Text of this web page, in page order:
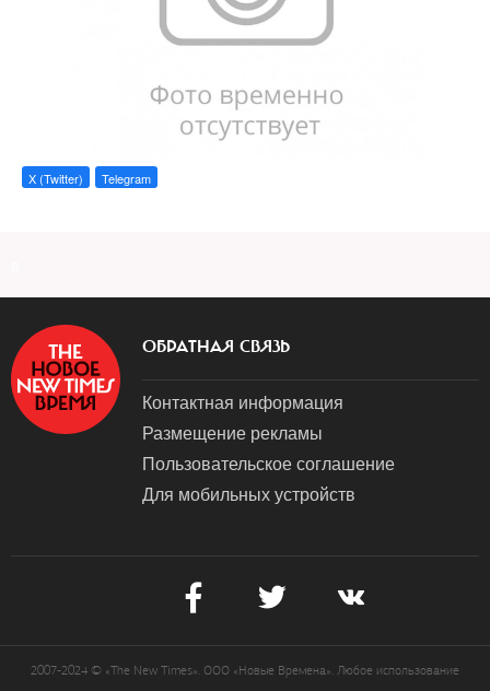
X (Twitter) Telegram
ОБРАТНАЯ СВЯЗЬ
Контактная информация
Размещение рекламы
Пользовательское соглашение
Для мобильных устройств
2007-2024 © «The New Times». ООО «Новые Времена». Любое использование